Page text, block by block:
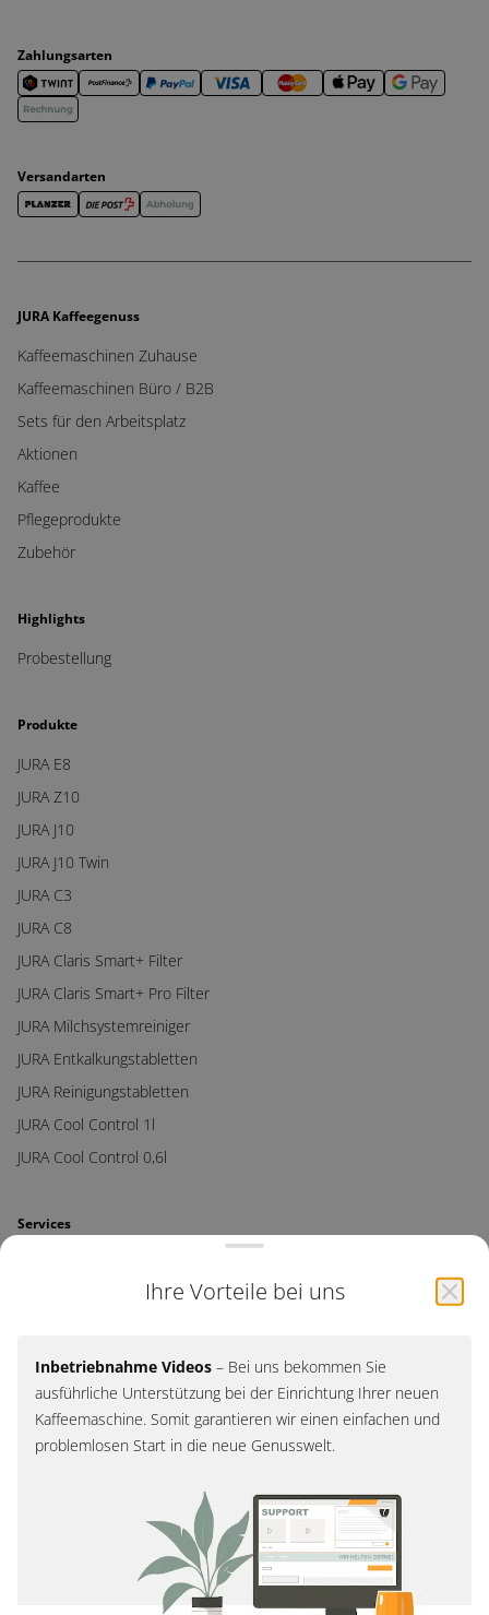
Zahlungsarten
Versandarten
JURA Kaffeegenuss
Kaffeemaschinen Zuhause
Kaffeemaschinen Büro / B2B
Sets für den Arbeitsplatz
Aktionen
Kaffee
Pflegeprodukte
Zubehör
Highlights
Probestellung
Produkte
JURA E8
JURA Z10
JURA J10
JURA J10 Twin
JURA C3
JURA C8
JURA Claris Smart+ Filter
JURA Claris Smart+ Pro Filter
JURA Milchsystemreiniger
JURA Entkalkungstabletten
JURA Reinigungstabletten
JURA Cool Control 1l
JURA Cool Control 0,6l
Services
Haushalt Maschinenberatung
Kaffeemaschine Events
Kaffeemaschine Miete
Kontakt / Filiale
Support
Filiale Laufenburg - Kafi-Shop
© 2026, JURA Store Zürich
Datenschutz
ausführliche Unterstützung bei der Einrichtung Ihrer neuen
Service und Reparatur – Falls Sie möchten, lassen wir Sie